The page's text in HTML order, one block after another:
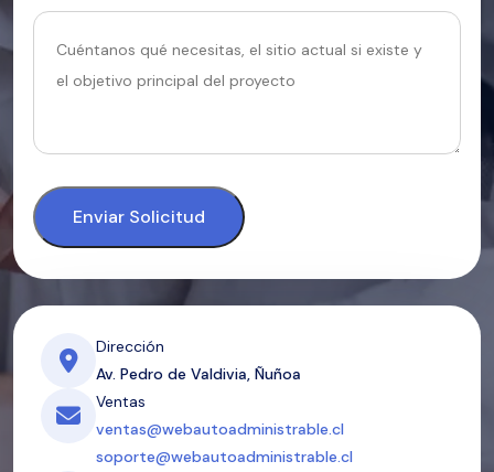
Enviar Solicitud
Dirección
Av. Pedro de Valdivia, Ñuñoa
Ventas
ventas@webautoadministrable.cl
soporte@webautoadministrable.cl